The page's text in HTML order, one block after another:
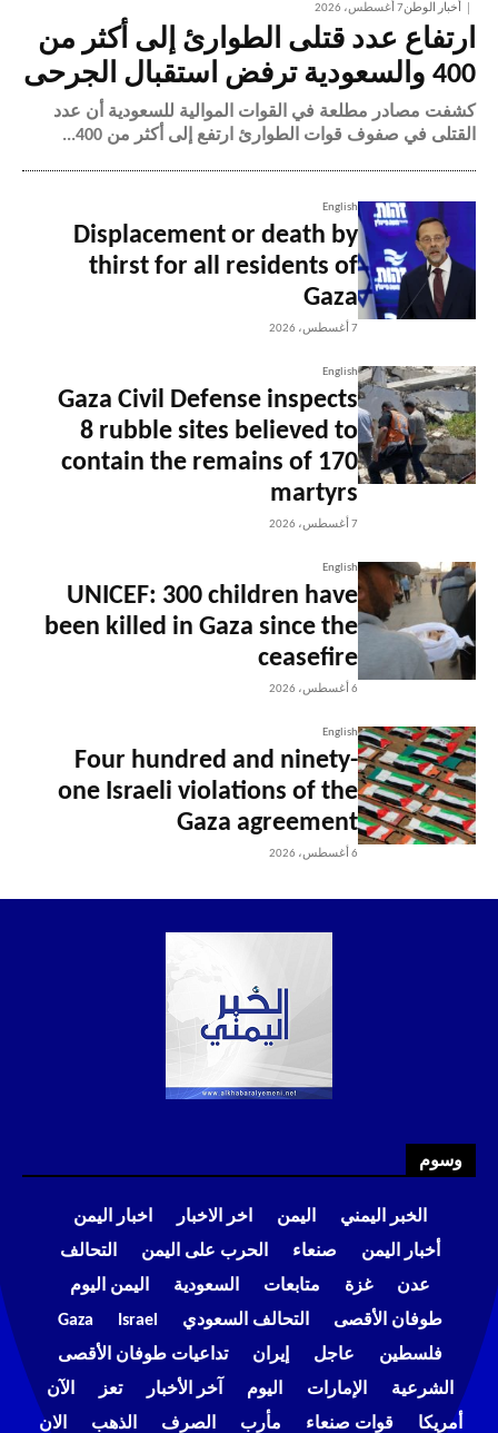
أخبار الوطن7 أغسطس، 2026
ارتفاع عدد قتلى الطوارئ إلى أكثر من
400 والسعودية ترفض استقبال الجرحى
كشفت مصادر مطلعة في القوات الموالية للسعودية أن عدد
القتلى في صفوف قوات الطوارئ ارتفع إلى أكثر من 400...
English
Displacement or death by
thirst for all residents of
Gaza
7 أغسطس، 2026
English
Gaza Civil Defense inspects
8 rubble sites believed to
contain the remains of 170
martyrs
7 أغسطس، 2026
English
UNICEF: 300 children have
been killed in Gaza since the
ceasefire
6 أغسطس، 2026
English
Four hundred and ninety-
one Israeli violations of the
Gaza agreement
6 أغسطس، 2026
وسوم
الخبر اليمني اليمن اخر الاخبار
اخبار اليمن
أخبار اليمن
صنعاء الحرب على اليمن
التحالف
عدن
غزة متابعات السعودية
اليمن اليوم
طوفان الأقصى
التحالف السعودي Israel
Gaza
فلسطين
عاجل إيران
تداعيات طوفان الأقصى
الشرعية
الإمارات اليوم آخر الأخبار تعز
الآن
أمريكا
قوات صنعاء مأرب الصرف الذهب الان